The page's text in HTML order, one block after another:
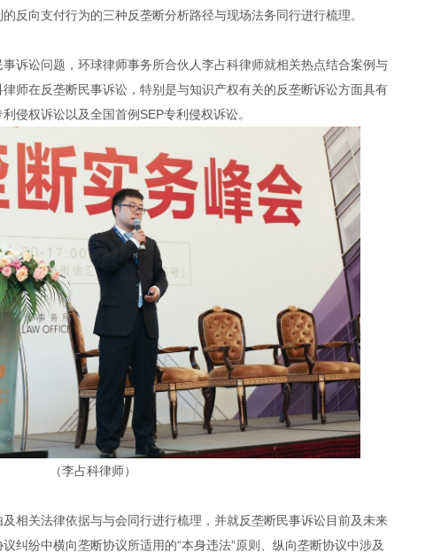
反向支付行为的三种反垄断分析路径与现场法务同行进行梳理。
诉讼问题，环球律师事务所合伙人李占科律师就相关热点结合案例与
师在反垄断民事诉讼，特别是与知识产权有关的反垄断诉讼方面具有
侵权诉讼以及全国首例SEP专利侵权诉讼。
（李占科律师）
相关法律依据与与会同行进行梳理，并就反垄断民事诉讼目前及未来
纠纷中横向垄断协议所适用的“本身违法”原则、纵向垄断协议中涉及